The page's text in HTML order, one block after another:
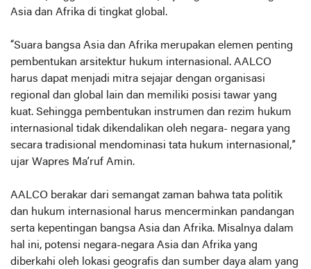
Asia dan Afrika di tingkat global.
“Suara bangsa Asia dan Afrika merupakan elemen penting
pembentukan arsitektur hukum internasional. AALCO
harus dapat menjadi mitra sejajar dengan organisasi
regional dan global lain dan memiliki posisi tawar yang
kuat. Sehingga pembentukan instrumen dan rezim hukum
internasional tidak dikendalikan oleh negara- negara yang
secara tradisional mendominasi tata hukum internasional,”
ujar Wapres Ma’ruf Amin.
AALCO berakar dari semangat zaman bahwa tata politik
dan hukum internasional harus mencerminkan pandangan
serta kepentingan bangsa Asia dan Afrika. Misalnya dalam
hal ini, potensi negara-negara Asia dan Afrika yang
diberkahi oleh lokasi geografis dan sumber daya alam yang